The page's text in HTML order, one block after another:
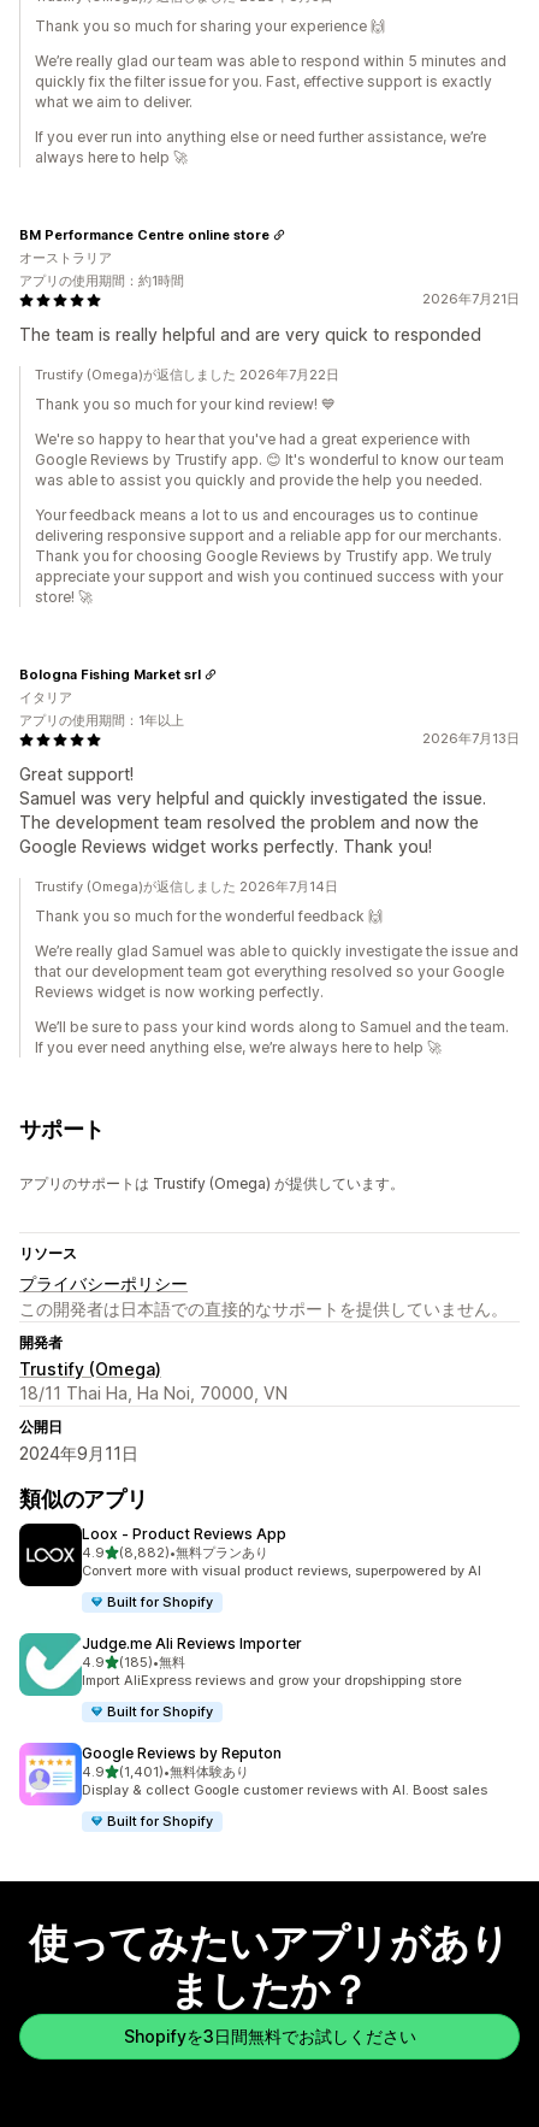
Thank you so much for sharing your experience 🙌
We’re really glad our team was able to respond within 5 minutes and
quickly fix the filter issue for you. Fast, effective support is exactly
what we aim to deliver.
If you ever run into anything else or need further assistance, we’re
always here to help 🚀
2026年7月21日
The team is really helpful and are very quick to responded
BM Performance Centre online store
オーストラリア
アプリの使用期間：約1時間
Trustify (Omega)が返信しました 2026年7月22日
Thank you so much for your kind review! 💙
We're so happy to hear that you've had a great experience with
Google Reviews by Trustify app. 😊 It's wonderful to know our team
was able to assist you quickly and provide the help you needed.
Your feedback means a lot to us and encourages us to continue
delivering responsive support and a reliable app for our merchants.
Thank you for choosing Google Reviews by Trustify app. We truly
appreciate your support and wish you continued success with your
store! 🚀
2026年7月13日
Great support!
Samuel was very helpful and quickly investigated the issue.
The development team resolved the problem and now the
Google Reviews widget works perfectly. Thank you!
Bologna Fishing Market srl
イタリア
アプリの使用期間：1年以上
Trustify (Omega)が返信しました 2026年7月14日
Thank you so much for the wonderful feedback 🙌
We’re really glad Samuel was able to quickly investigate the issue and
that our development team got everything resolved so your Google
Reviews widget is now working perfectly.
We’ll be sure to pass your kind words along to Samuel and the team.
If you ever need anything else, we’re always here to help 🚀
サポート
アプリのサポートは Trustify (Omega) が提供しています。
リソース
プライバシーポリシー
この開発者は日本語での直接的なサポートを提供していません。
開発者
Trustify (Omega)
18/11 Thai Ha, Ha Noi, 70000, VN
公開日
2024年9月11日
類似のアプリ
Loox ‑ Product Reviews App
4.95つ星中
(8,882)
合計レビュー数：8882件
•無料プランあり
Convert more with visual product reviews, superpowered by AI
Built for Shopify
Judge.me Ali Reviews Importer
4.95つ星中
(185)
合計レビュー数：185件
•無料
Import AliExpress reviews and grow your dropshipping store
Built for Shopify
Google Reviews by Reputon
4.95つ星中
(1,401)
合計レビュー数：1401件
•無料体験あり
Display & collect Google customer reviews with AI. Boost sales
Built for Shopify
使ってみたいアプリがあり
ましたか？
Shopifyを3日間無料でお試しください